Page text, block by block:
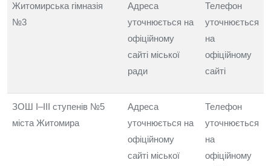
Житомирська гімназія
№3
Адреса
уточнюється на
офіційному
сайті міської
ради
Телефон
уточнюється
на
офіційному
сайті
ЗОШ I–III ступенів №5
міста Житомира
Адреса
уточнюється на
офіційному
сайті міської
Телефон
уточнюється
на
офіційному